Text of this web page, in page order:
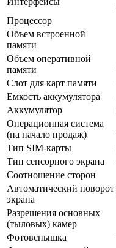
Процессор
Объем встроенной
памяти
Объем оперативной
памяти
Слот для карт памяти
Емкость аккумулятора
Аккумулятор
Операционная система
(на начало продаж)
Тип SIM-карты
Тип сенсорного экрана
Соотношение сторон
Автоматический поворот
экрана
Разрешения основных
(тыловых) камер
Фотовспышка